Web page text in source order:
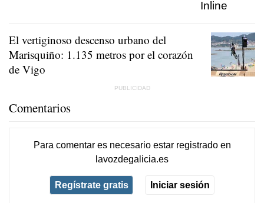
El vertiginoso descenso urbano del
Marisquiño: 1.135 metros por el corazón
de Vigo
Comentarios
Para comentar es necesario estar registradoen
lavozdegalicia.es
Regístrate gratis Iniciar sesión